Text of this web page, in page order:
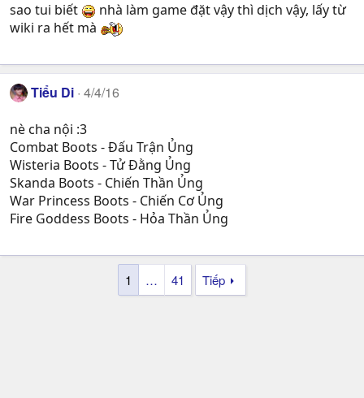
sao tui biết
nhà làm game đặt vậy thì dịch vậy, lấy từ
wiki ra hết mà
Tiểu Di 4/4/16
nè cha nội :3
Combat Boots - Đấu Trận Ủng
Wisteria Boots - Tử Đằng Ủng
Skanda Boots - Chiến Thần Ủng
War Princess Boots - Chiến Cơ Ủng
Fire Goddess Boots - Hỏa Thần Ủng
1 … 41 Tiếp